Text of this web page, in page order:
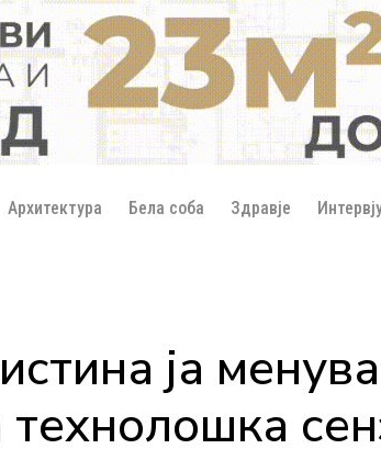
Архитектура Бела соба Здравје
ја